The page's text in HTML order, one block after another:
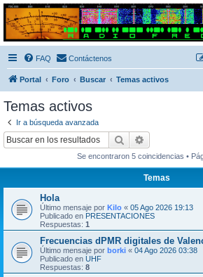
Radio Frecuencias
Foro de Radio Frecuencias
FAQ Contáctenos
Portal Foro Buscar Temas activos
Temas activos
Ir a búsqueda avanzada
Buscar
Se encontraron 5 coincidencias •
Temas
Hola
Último mensaje por Kilo « 05 Ago 2026 19:13
Publicado en PRESENTACIONES
Respuestas: 1
Frecuencias dPMR digitales de
Último mensaje por borki « 04 Ago 2026 03:38
Publicado en UHF
Respuestas: 8